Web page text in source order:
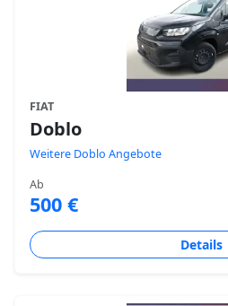
FIAT
Doblo
Weitere Doblo Angebote
Ab
500 €
Details